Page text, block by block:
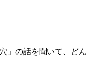
」の話を聞いて、どん